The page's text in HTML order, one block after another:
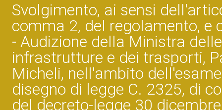
Svolgimento, ai sensi
comma 2, del regolamento, e
- Audizione della Ministra delle
infrastrutture e dei trasporti,
Micheli, nell'ambito
disegno di legge C. 2325, di
del decreto-legge 30